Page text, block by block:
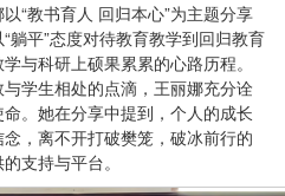
“教书育人 回归本心”为主题分享
躺平”态度对待教育教学到回归教育
与科研上硕果累累的心路历程。
学生相处的点滴，王丽娜充分诠
。她在分享中提到，个人的成长
，离不开打破樊笼，破冰前行的
支持与平台。